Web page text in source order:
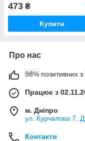
473 ₴
Купити
Про нас
98% позитивних з
Працює з
м. Дніпро
ул. Курчатова 7,
Контакти